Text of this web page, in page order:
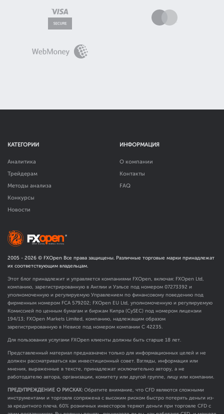
КАТЕГОРИИ
Аналитика
Трейдерам
Методы анализа
Конкурсы
Новости
ИНФОРМАЦИЯ
О компании
Контакты
FAQ
2005 - 2026 © FXOpen Все права защищены. Различные торговые марки принадлежат
их соответствующим владельцам.
Этот блог принадлежит и управляется компаниями FXOpen, включая: FXOpen Ltd,
компанию, зарегистрированную в Англии и Уэльсе под номером 07273392 и
уполномоченную и регулируемую Управлением по финансовому поведению под
фирменным номером FCA 579202; FXOpen EU Ltd, уполномоченную и регулируемую
Комиссией по ценным бумагам и биржам Кипра (CySEC) под номером лицензии
194/13; FXOpen Markets Limited, компанию, надлежащим образом
зарегистрированную в Невисе под номером компании C 42235.
Для пользования услугами FXOpen клиенты должны быть старше 18 лет.
Представленный материал предназначен только для информационных целей и не
должен рассматриваться как инвестиционный совет. Взгляды, информация или
мнения, выраженные в тексте, принадлежат исключительно автору, а не
работодателю автора, организации, комитету или другой группе, лицу или компании.
ПРЕДУПРЕЖДЕНИЕ О РИСКАХ: Обратите внимание, что CFD являются сложными
инструментами и торговля сопряжена с высоким риском быстро потерять деньги из-
за кредитного плеча. 60% розничных инвесторов теряют деньги при торговле CFD с